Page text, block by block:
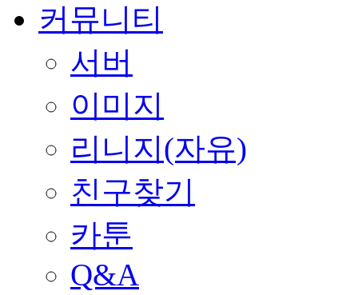
커뮤니티
서버
이미지
리니지(자유)
친구찾기
카툰
Q&A